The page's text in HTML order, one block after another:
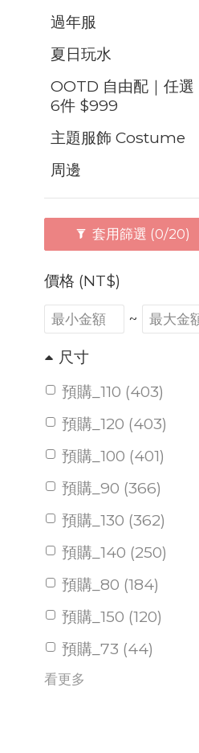
過年服
夏日玩水
OOTD 自由配｜任選
6件 $999
主題服飾 Costume
周邊
套用篩選 (0/20)
價格 (NT$)
~
尺寸
預購_110 (403)
預購_120 (403)
預購_100 (401)
預購_90 (366)
預購_130 (362)
預購_140 (250)
預購_80 (184)
預購_150 (120)
預購_73 (44)
看更多